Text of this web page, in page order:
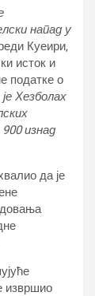
напад у
Куеири,
исток и
податке о
Хезболах
изнад
да је
извршио